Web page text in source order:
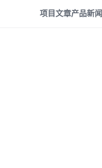
项目文章产品新闻